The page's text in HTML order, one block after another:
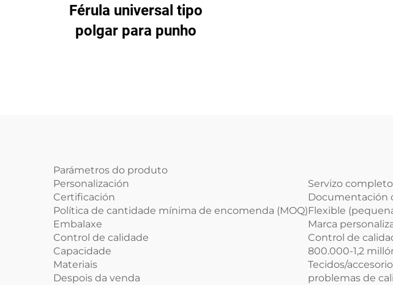
Férula universal tipo
polgar para punho
Parámetros do produto
Personalización
Servizo
Certificación
Documentación
Política de cantidade mínima de encomenda (MOQ)Flexible
Embalaxe
Marca
Control de calidade
Control de
Capacidade
800.000-1,2
Materiais
Tecidos/
Despois da venda
problemas de